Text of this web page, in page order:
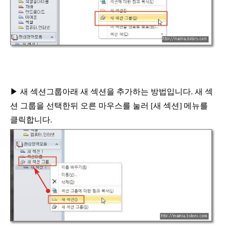
▶ 새 섹션그룹아래 새 섹션을 추가하는 방법입니다. 새 섹
션 그룹을 선택한뒤 오른 마우스를 눌러 [새 섹션] 메뉴를
클릭합니다.